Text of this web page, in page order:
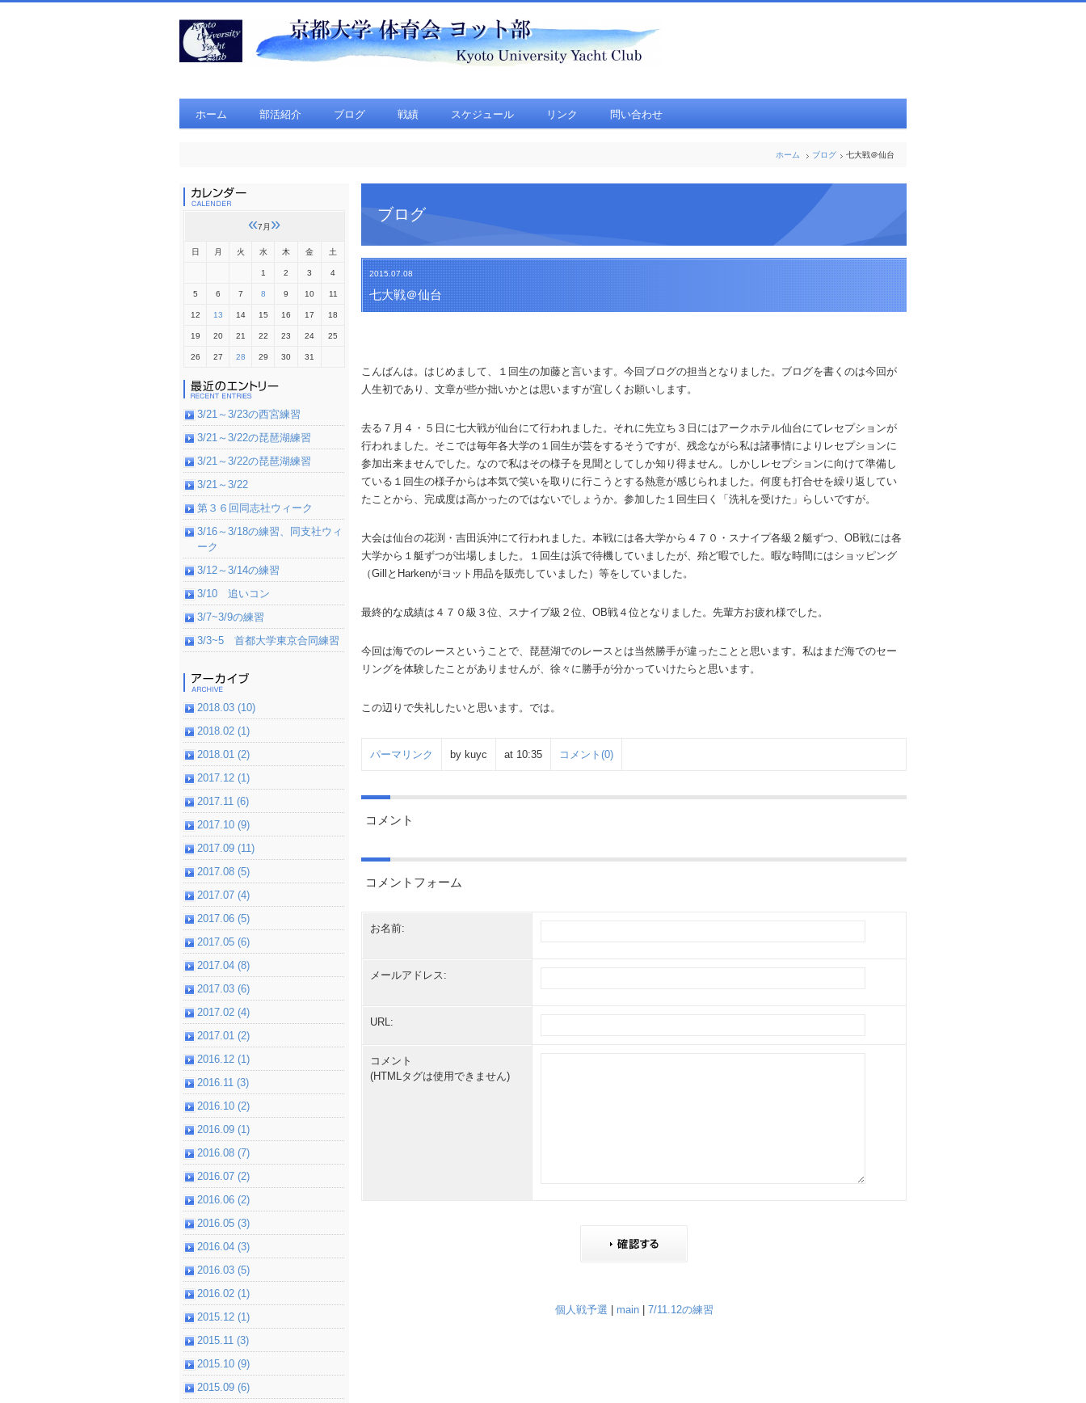
ホーム 部活紹介 ブログ 戦績 スケジュール リンク 問い合わせ
ホーム ブログ 七大戦＠仙台
ブログ
2015.07.08
七大戦＠仙台
こんばんは。はじめまして、１回生の加藤と言います。今回ブログの担当となりました。ブログを書くのは今回が
人生初であり、文章が些か拙いかとは思いますが宜しくお願いします。
去る７月４・５日に七大戦が仙台にて行われました。それに先立ち３日にはアークホテル仙台にてレセプションが
行われました。そこでは毎年各大学の１回生が芸をするそうですが、残念ながら私は諸事情によりレセプションに
参加出来ませんでした。なので私はその様子を見聞としてしか知り得ません。しかしレセプションに向けて準備し
ている１回生の様子からは本気で笑いを取りに行こうとする熱意が感じられました。何度も打合せを繰り返してい
たことから、完成度は高かったのではないでしょうか。参加した１回生曰く「洗礼を受けた」らしいですが。
大会は仙台の花渕・吉田浜沖にて行われました。本戦には各大学から４７０・スナイプ各級２艇ずつ、OB戦には各
大学から１艇ずつが出場しました。１回生は浜で待機していましたが、殆ど暇でした。暇な時間にはショッピング
（GillとHarkenがヨット用品を販売していました）等をしていました。
最終的な成績は４７０級３位、スナイプ級２位、OB戦４位となりました。先輩方お疲れ様でした。
今回は海でのレースということで、琵琶湖でのレースとは当然勝手が違ったことと思います。私はまだ海でのセー
リングを体験したことがありませんが、徐々に勝手が分かっていけたらと思います。
この辺りで失礼したいと思います。では。
パーマリンク by kuyc at 10:35 コメント(0)
コメント
コメントフォーム
お名前:
メールアドレス:
URL:
コメント
(HTMLタグは使用できません)
個人戦予選 main| 7/11.12の練習
«7月 »
日 月 火 水 木 金 土
1 2 3 4
5 6 7 8 9 10 11
12 13 14 15 16 17 18
19 20 21 22 23 24 25
26 27 28 29 30 31
3/21～3/23の西宮練習
3/21～3/22の琵琶湖練習
3/21～3/22の琵琶湖練習
3/21～3/22
第３６回同志社ウィーク
3/16～3/18の練習、同支社ウィ
ーク
3/12～3/14の練習
3/10 追いコン
3/7~3/9の練習
3/3~5 首都大学東京合同練習
2018.03 (10)
2018.02 (1)
2018.01 (2)
2017.12 (1)
2017.11 (6)
2017.10 (9)
2017.09 (11)
2017.08 (5)
2017.07 (4)
2017.06 (5)
2017.05 (6)
2017.04 (8)
2017.03 (6)
2017.02 (4)
2017.01 (2)
2016.12 (1)
2016.11 (3)
2016.10 (2)
2016.09 (1)
2016.08 (7)
2016.07 (2)
2016.06 (2)
2016.05 (3)
2016.04 (3)
2016.03 (5)
2016.02 (1)
2015.12 (1)
2015.11 (3)
2015.10 (9)
2015.09 (6)